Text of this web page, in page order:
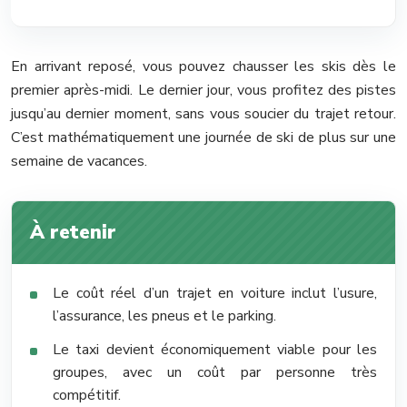
En arrivant reposé, vous pouvez chausser les skis dès le
premier après-midi. Le dernier jour, vous profitez des pistes
jusqu’au dernier moment, sans vous soucier du trajet retour.
C’est mathématiquement une journée de ski de plus sur une
semaine de vacances.
À retenir
Le coût réel d’un trajet en voiture inclut l’usure,
l’assurance, les pneus et le parking.
Le taxi devient économiquement viable pour les
groupes, avec un coût par personne très
compétitif.